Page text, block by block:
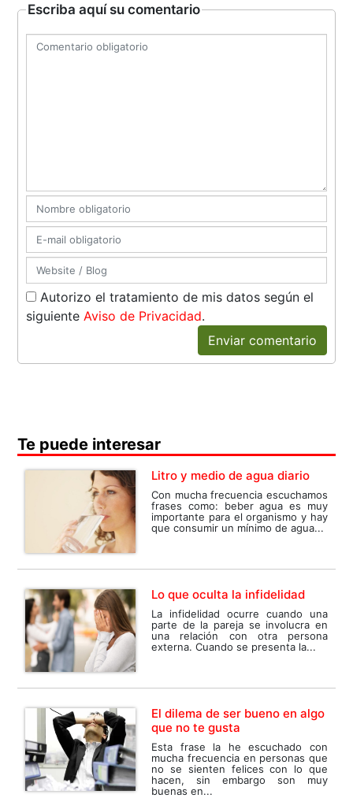
Escriba aquí su comentario
Autorizo el tratamiento de mis datos según el
siguiente Aviso de Privacidad.
Enviar comentario
Te puede interesar
Litro y medio de agua diario
Con mucha frecuencia escuchamos
frases como: beber agua es muy
importante para el organismo y hay
que consumir un mínimo de agua...
Lo que oculta la infidelidad
La infidelidad ocurre cuando una
parte de la pareja se involucra en
una relación con otra persona
externa. Cuando se presenta la...
El dilema de ser bueno en algo
que no te gusta
Esta frase la he escuchado con
mucha frecuencia en personas que
no se sienten felices con lo que
hacen, sin embargo son muy
buenas en...